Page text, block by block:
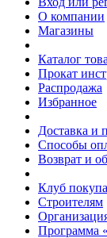
О компании
Магазины
Каталог
Прокат
Распродажа
Избранное
Доставка и
Способы
Возврат и
Клуб
Строителям
Программа